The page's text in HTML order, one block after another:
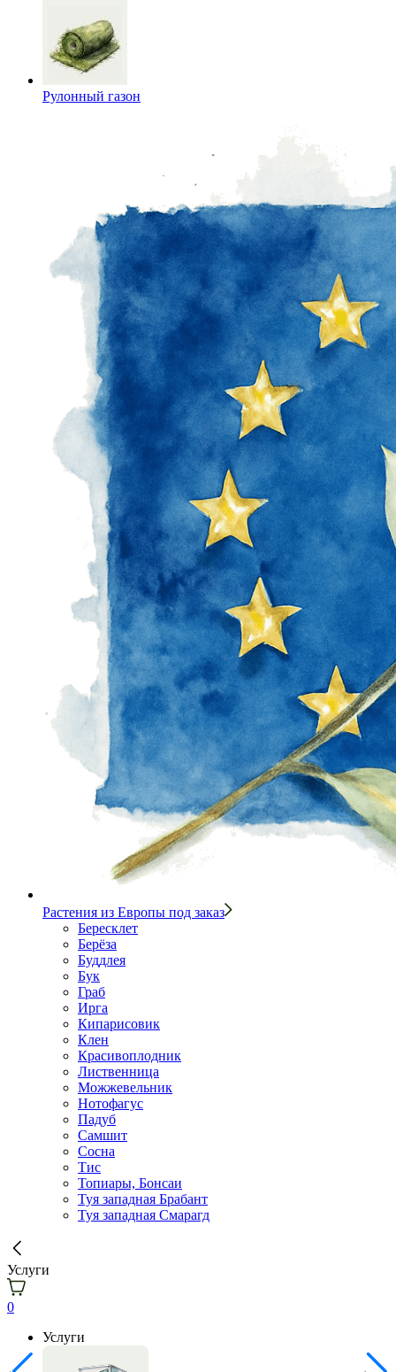
Рулонный газон
Растения из Европы под заказ
Бересклет
Берёза
Буддлея
Бук
Граб
Ирга
Кипарисовик
Клен
Красивоплодник
Лиственница
Можжевельник
Нотофагус
Падуб
Самшит
Сосна
Тис
Топиары, Бонсаи
Туя западная Брабант
Туя западная Смарагд
Услуги
0
Услуги